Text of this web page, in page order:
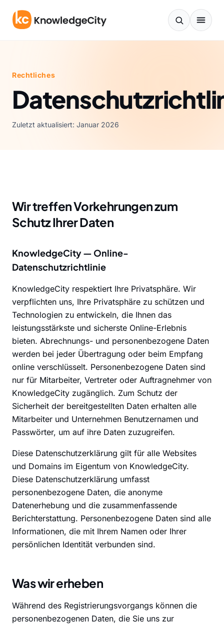
Rechtliches
Zuletzt aktualisiert: Januar 2026
Wir treffen Vorkehrungen zum
Schutz Ihrer Daten
KnowledgeCity — Online-
Datenschutzrichtlinie
KnowledgeCity respektiert Ihre Privatsphäre. Wir
verpflichten uns, Ihre Privatsphäre zu schützen und
Technologien zu entwickeln, die Ihnen das
leistungsstärkste und sicherste Online-Erlebnis
bieten. Abrechnungs- und personenbezogene Daten
werden bei jeder Übertragung oder beim Empfang
online verschlüsselt. Personenbezogene Daten sind
nur für Mitarbeiter, Vertreter oder Auftragnehmer von
KnowledgeCity zugänglich. Zum Schutz der
Sicherheit der bereitgestellten Daten erhalten alle
Mitarbeiter und Unternehmen Benutzernamen und
Passwörter, um auf ihre Daten zuzugreifen.
Diese Datenschutzerklärung gilt für alle Websites
und Domains im Eigentum von KnowledgeCity.
Diese Datenschutzerklärung umfasst
personenbezogene Daten, die anonyme
Datenerhebung und die zusammenfassende
Berichterstattung. Personenbezogene Daten sind alle
Informationen, die mit Ihrem Namen oder Ihrer
persönlichen Identität verbunden sind.
Was wir erheben
Während des Registrierungsvorgangs können die
personenbezogenen Daten, die Sie uns zur